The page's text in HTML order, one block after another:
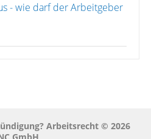
- wie darf der Arbeitgeber
Arbeitsrecht © 2026